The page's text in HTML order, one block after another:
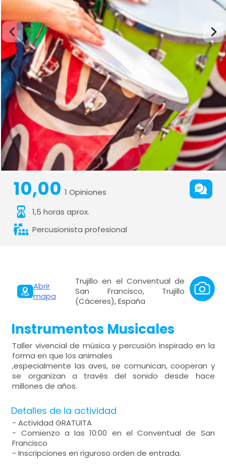
10,00 1 Opiniones
1,5 horas aprox.
Percusionista profesional
Abrir
mapa
Trujillo en el Conventual de
San Francisco, Trujillo
(Cáceres), España
Instrumentos Musicales
Taller vivencial de música y percusión inspirado en la
forma en que los animales
,especialmente las aves, se comunican, cooperan y
se organizan a través del sonido desde hace
millones de años.
Detalles de la actividad
- Actividad GRATUITA
- Comienzo a las 10:00 en el Conventual de San
Francisco
- Inscripciones en riguroso orden de entrada.